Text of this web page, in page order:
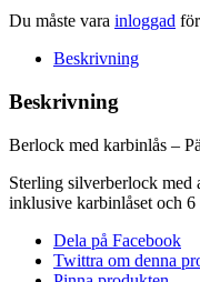
Du måste vara inloggad
Beskrivning
Beskrivning
Berlock med karbinlås –
Sterling silverberlock med
inklusive karbinlåset och 6
Dela på Facebook
Twittra om denna